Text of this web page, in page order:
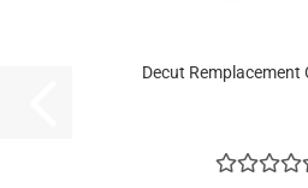
Decut Remplacement